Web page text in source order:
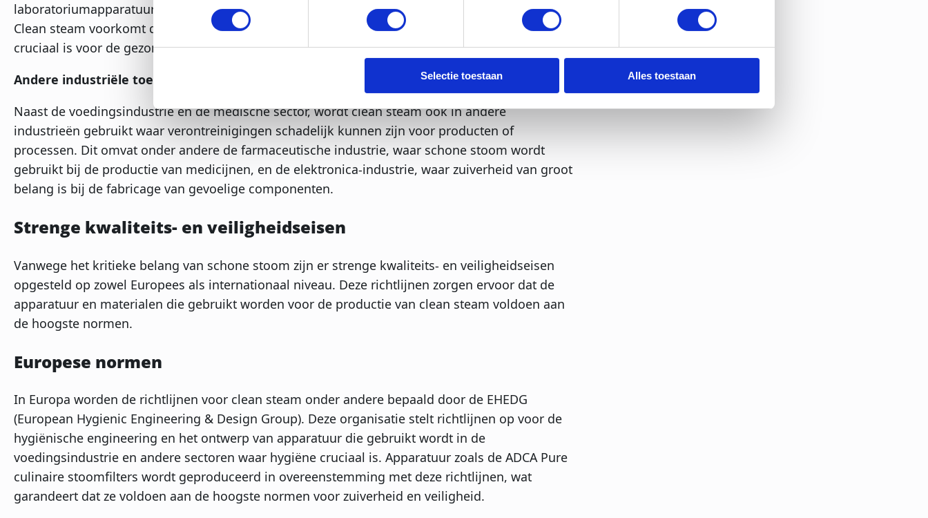
Selectie toestaan Alles toestaan
laboratoriumapparatuur en voor andere toepassingen waarbij absolute zuiverheid vereist is.
Clean steam voorkomt dat schadelijke bacteriën en andere micro-organismen overleven, wat
cruciaal is voor de gezondheid en veiligheid van patiënten en onderzoekers.
Andere industriële toepassingen
Naast de voedingsindustrie en de medische sector, wordt clean steam ook in andere
industrieën gebruikt waar verontreinigingen schadelijk kunnen zijn voor producten of
processen. Dit omvat onder andere de farmaceutische industrie, waar schone stoom wordt
gebruikt bij de productie van medicijnen, en de elektronica-industrie, waar zuiverheid van groot
belang is bij de fabricage van gevoelige componenten.
Strenge kwaliteits- en veiligheidseisen
Vanwege het kritieke belang van schone stoom zijn er strenge kwaliteits- en veiligheidseisen
opgesteld op zowel Europees als internationaal niveau. Deze richtlijnen zorgen ervoor dat de
apparatuur en materialen die gebruikt worden voor de productie van clean steam voldoen aan
de hoogste normen.
Europese normen
In Europa worden de richtlijnen voor clean steam onder andere bepaald door de EHEDG
(European Hygienic Engineering & Design Group). Deze organisatie stelt richtlijnen op voor de
hygiënische engineering en het ontwerp van apparatuur die gebruikt wordt in de
voedingsindustrie en andere sectoren waar hygiëne cruciaal is. Apparatuur zoals de ADCA Pure
culinaire stoomfilters wordt geproduceerd in overeenstemming met deze richtlijnen, wat
garandeert dat ze voldoen aan de hoogste normen voor zuiverheid en veiligheid.